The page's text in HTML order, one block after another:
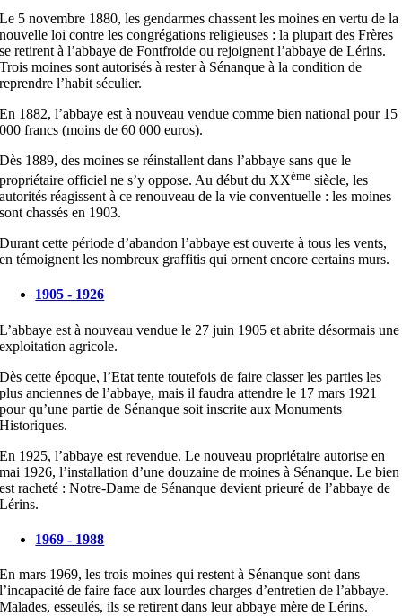
Le 5 novembre 1880, les gendarmes chassent les moines en vertu de la
nouvelle loi contre les congrégations religieuses : la plupart des Frères
se retirent à l’abbaye de Fontfroide ou rejoignent l’abbaye de Lérins.
Trois moines sont autorisés à rester à Sénanque à la condition de
reprendre l’habit séculier.
En 1882, l’abbaye est à nouveau vendue comme bien national pour 15
000 francs (moins de 60 000 euros).
Dès 1889, des moines se réinstallent dans l’abbaye sans que le
propriétaire officiel ne s’y oppose. Au début du XXème siècle, les
autorités réagissent à ce renouveau de la vie conventuelle : les moines
sont chassés en 1903.
Durant cette période d’abandon l’abbaye est ouverte à tous les vents,
en témoignent les nombreux graffitis qui ornent encore certains murs.
1905 - 1926
L’abbaye est à nouveau vendue le 27 juin 1905 et abrite désormais une
exploitation agricole.
Dès cette époque, l’Etat tente toutefois de faire classer les parties les
plus anciennes de l’abbaye, mais il faudra attendre le 17 mars 1921
pour qu’une partie de Sénanque soit inscrite aux Monuments
Historiques.
En 1925, l’abbaye est revendue. Le nouveau propriétaire autorise en
mai 1926, l’installation d’une douzaine de moines à Sénanque. Le bien
est racheté : Notre-Dame de Sénanque devient prieuré de l’abbaye de
Lérins.
1969 - 1988
En mars 1969, les trois moines qui restent à Sénanque sont dans
l’incapacité de faire face aux lourdes charges d’entretien de l’abbaye.
Malades, esseulés, ils se retirent dans leur abbaye mère de Lérins.